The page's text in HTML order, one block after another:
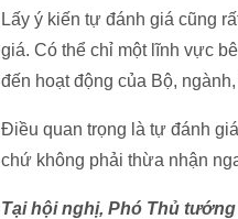
Lấy ý kiến tự đánh giá cũng
giá. Có thể chỉ một lĩnh vực
đến hoạt động của Bộ,
Điều quan trọng là tự đánh
chứ không phải thừa nhận
Tại hội nghị, Phó Thủ